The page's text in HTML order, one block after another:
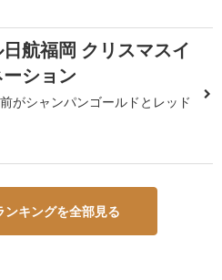
航福岡 クリスマスイ
ション
がシャンパンゴールドとレッド
ンキングを全部見る